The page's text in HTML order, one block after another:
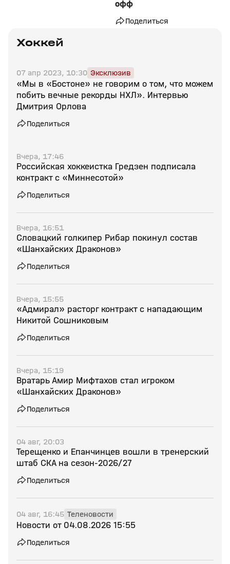
офф
Поделиться
Хоккей
07 апр 2023, 10:30 Эксклюзив
«Мы в «Бостоне» не говорим о том, что можем
побить вечные рекорды НХЛ». Интервью
Дмитрия Орлова
Поделиться
Вчера, 17:46
Российская хоккеистка Гредзен подписала
контракт с «Миннесотой»
Поделиться
Вчера, 16:51
Словацкий голкипер Рибар покинул состав
«Шанхайских Драконов»
Поделиться
Вчера, 15:55
«Адмирал» расторг контракт с нападающим
Никитой Сошниковым
Поделиться
Вчера, 15:19
Вратарь Амир Мифтахов стал игроком
«Шанхайских Драконов»
Поделиться
04 авг, 20:03
Терещенко и Епанчинцев вошли в тренерский
штаб СКА на сезон‑2026/27
Поделиться
04 авг, 16:45 Теленовости
Новости от 04.08.2026 15:55
Поделиться